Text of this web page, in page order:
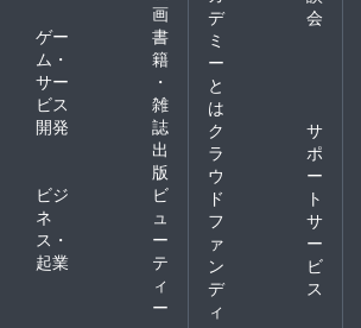
画
ゲー
ム・
サー
ビス
開発
書
籍
・
雑
誌
出
版
ビジ
ネ
ス・
起業
ビ
ュ
ー
テ
ィ
ー
デ
ミ
ー
と
は
会
ク
ラ
ウ
ド
フ
ァ
ン
デ
ィ
サ
ポ
ー
ト
サ
ー
ビ
ス